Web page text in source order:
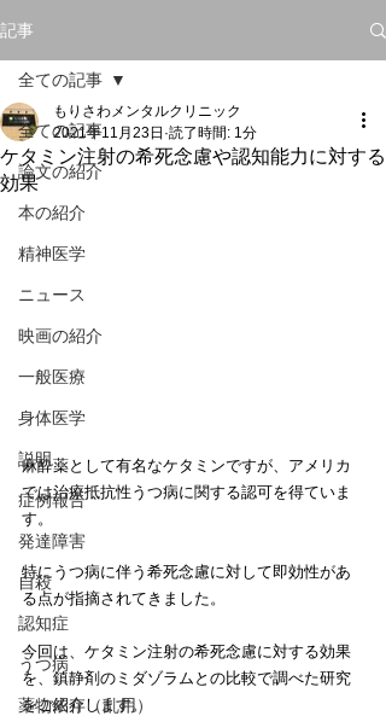
記事
全ての記事
論文の紹介
本の紹介
精神医学
ニュース
映画の紹介
一般医療
身体医学
説明
症例報告
発達障害
自殺
認知症
うつ病
薬物依存（乱用）
全ての記事
ケタミン注射の希死念慮や認知能力に対する
効果
もりさわメンタルクリニック
2021年11月23日 読了時間: 1分
麻酔薬として有名なケタミンですが、アメリカ
では治療抵抗性うつ病に関する認可を得ていま
す。
特にうつ病に伴う希死念慮に対して即効性があ
る点が指摘されてきました。
今回は、ケタミン注射の希死念慮に対する効果
を、鎮静剤のミダゾラムとの比較で調べた研究
をご紹介します。